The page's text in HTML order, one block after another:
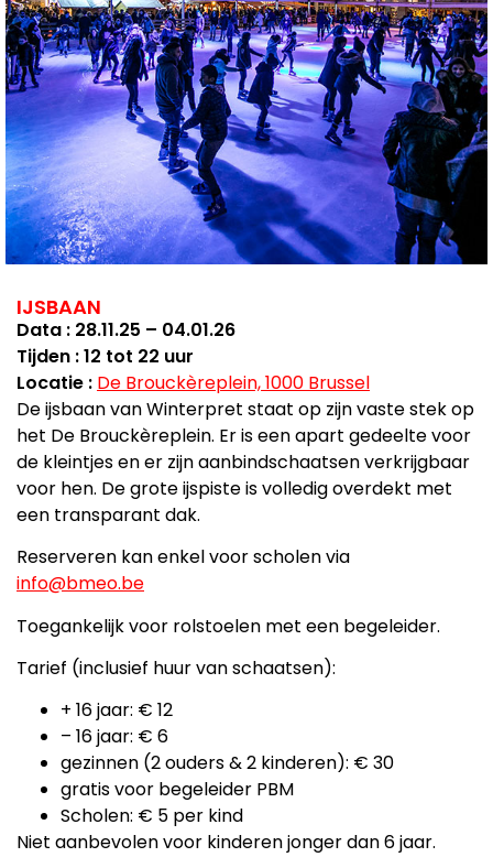
IJSBAAN
Data : 28.11.25 – 04.01.26
Tijden : 12 tot 22 uur
Locatie : De Brouckèreplein, 1000 Brussel
De ijsbaan van Winterpret staat op zijn vaste stek op
het De Brouckèreplein. Er is een apart gedeelte voor
de kleintjes en er zijn aanbindschaatsen verkrijgbaar
voor hen. De grote ijspiste is volledig overdekt met
een transparant dak.
Reserveren kan enkel voor scholen via
info@bmeo.be
Toegankelijk voor rolstoelen met een begeleider.
Tarief (inclusief huur van schaatsen):
+ 16 jaar: € 12
– 16 jaar: € 6
gezinnen (2 ouders & 2 kinderen): € 30
gratis voor begeleider PBM
Scholen: € 5 per kind
Niet aanbevolen voor kinderen jonger dan 6 jaar.